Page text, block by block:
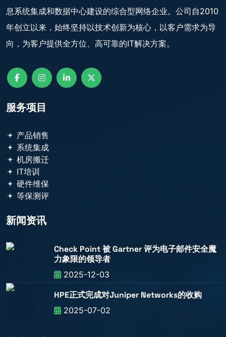
息系统集成和数据中心建设的综合型网络企业。公司自2010
年创立以来，始终坚持以技术创新为核心，以客户需求为导
向，为客户提供全方位、高可靠的IT解决方案。
服务项目
产品销售
系统集成
机房搬迁
IT培训
硬件维保
等保测评
新闻资讯
Check Point 被 Gartner 评为电子邮件安全魔
力象限的领导者
2025-12-03
HPE正式完成对Juniper Networks的收购
2025-07-02